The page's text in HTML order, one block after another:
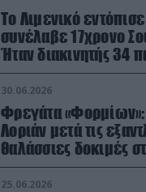
Το Λιμενικό
συνέλαβε 17χρονο
Ήταν διακινητής 34
μεταναστών
30.06.2026
Φρεγάτα
Λοριάν μετά τις
θαλάσσιες δοκιμές στον
απαιτητικό Βισκαϊκό
25.06.2026